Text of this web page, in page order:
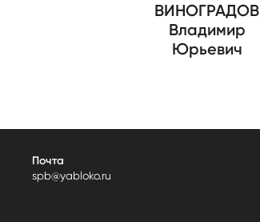
ВИНОГРАДОВ
Владимир
Юрьевич
Почта
spb@yabloko.ru